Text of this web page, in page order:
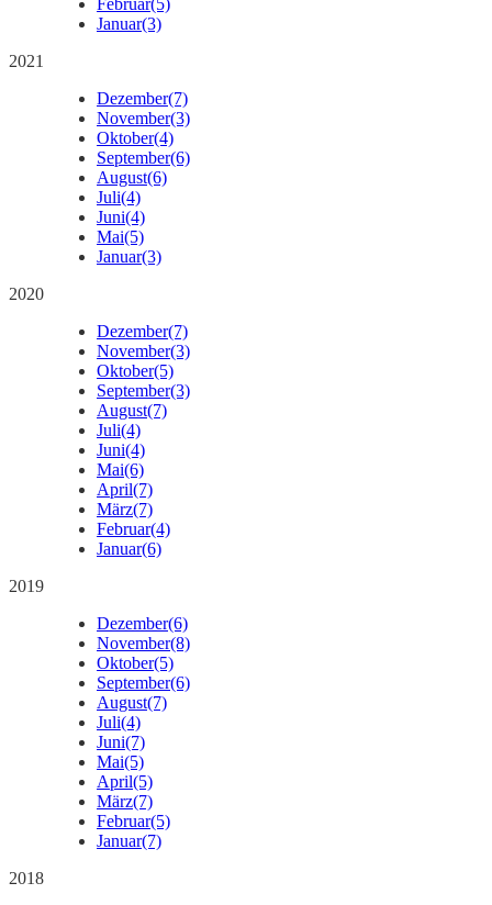
Februar(5)
Januar(3)
2021
Dezember(7)
November(3)
Oktober(4)
September(6)
August(6)
Juli(4)
Juni(4)
Mai(5)
Januar(3)
2020
Dezember(7)
November(3)
Oktober(5)
September(3)
August(7)
Juli(4)
Juni(4)
Mai(6)
April(7)
März(7)
Februar(4)
Januar(6)
2019
Dezember(6)
November(8)
Oktober(5)
September(6)
August(7)
Juli(4)
Juni(7)
Mai(5)
April(5)
März(7)
Februar(5)
Januar(7)
2018